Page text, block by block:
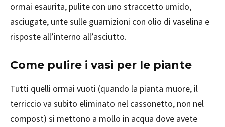
ormai esaurita, pulite con uno straccetto umido,
asciugate, unte sulle guarnizioni con olio di vaselina e
risposte all’interno all’asciutto.
Come pulire i vasi per le piante
Tutti quelli ormai vuoti (quando la pianta muore, il
terriccio va subito eliminato nel cassonetto, non nel
compost) si mettono a mollo in acqua dove avete